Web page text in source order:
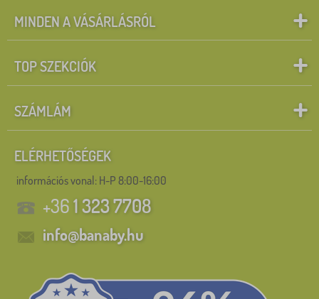
MINDEN A VÁSÁRLÁSRÓL
TOP SZEKCIÓK
SZÁMLÁM
ELÉRHETŐSÉGEK
információs vonal: H-P 8:00-16:00
+361 323 7708
info@banaby.hu